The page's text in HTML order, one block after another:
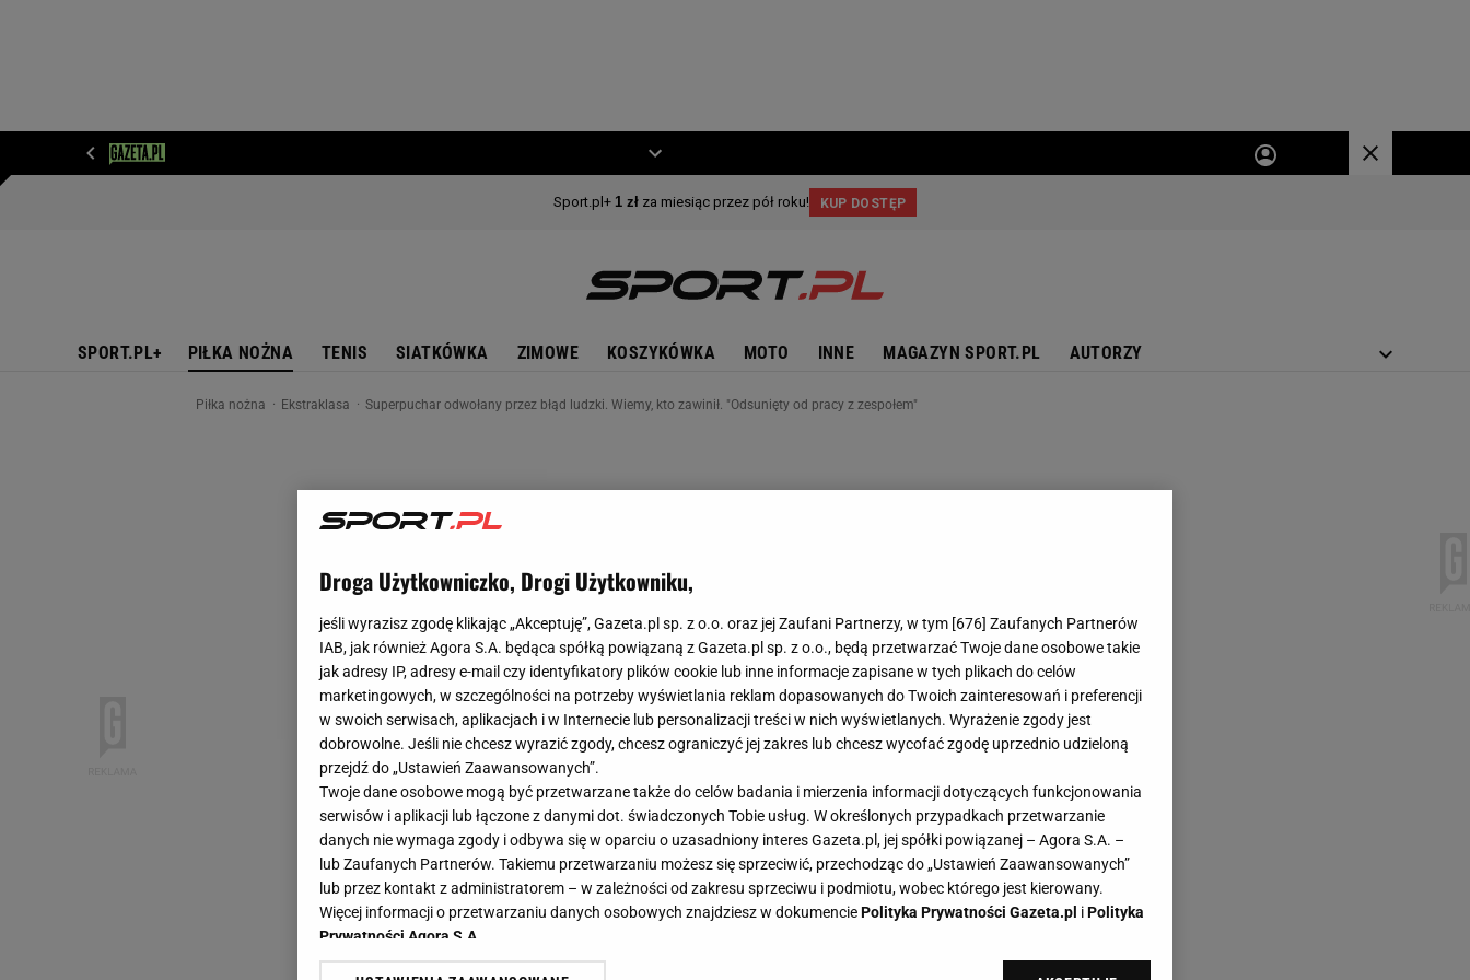
SPORT.PL+ PIŁKA NOŻNA TENIS SIATKÓWKA ZIMOWE KOSZYKÓWKA MOTO INNE MAGAZYN SPORT.PL AUTORZY
Piłka nożna Ekstraklasa Superpuchar odwołany przez błąd ludzki. Wiemy, kto zawinił. "Odsunięty od pracy z zespołem"
Droga Użytkowniczko, Drogi Użytkowniku,
jeśli wyrazisz zgodę klikając „Akceptuję”, Gazeta.pl sp. z o.o. oraz jej Zaufani Partnerzy, w tym [676] Zaufanych Partnerów
IAB, jak również Agora S.A. będąca spółką powiązaną z Gazeta.pl sp. z o.o., będą przetwarzać Twoje dane osobowe takie
jak adresy IP, adresy e-mail czy identyfikatory plików cookie lub inne informacje zapisane w tych plikach do celów
marketingowych, w szczególności na potrzeby wyświetlania reklam dopasowanych do Twoich zainteresowań i preferencji
w swoich serwisach, aplikacjach i w Internecie lub personalizacji treści w nich wyświetlanych. Wyrażenie zgody jest
dobrowolne. Jeśli nie chcesz wyrazić zgody, chcesz ograniczyć jej zakres lub chcesz wycofać zgodę uprzednio udzieloną
przejdź do „Ustawień Zaawansowanych”.
Twoje dane osobowe mogą być przetwarzane także do celów badania i mierzenia informacji dotyczących funkcjonowania
serwisów i aplikacji lub łączone z danymi dot. świadczonych Tobie usług. W określonych przypadkach przetwarzanie
danych nie wymaga zgody i odbywa się w oparciu o uzasadniony interes Gazeta.pl, jej spółki powiązanej – Agora S.A. –
lub Zaufanych Partnerów. Takiemu przetwarzaniu możesz się sprzeciwić, przechodząc do „Ustawień Zaawansowanych”
lub przez kontakt z administratorem – w zależności od zakresu sprzeciwu i podmiotu, wobec którego jest kierowany.
Więcej informacji o przetwarzaniu danych osobowych znajdziesz w dokumenciePolityka Prywatności Gazeta.pl iPolityka
Prywatności Agora S.A.